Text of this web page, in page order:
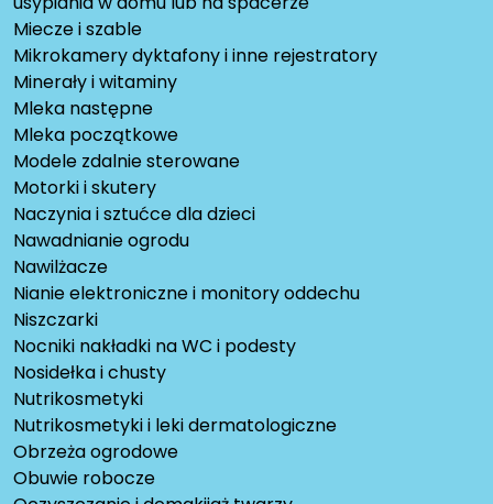
Miecze i szable
Mikrokamery dyktafony i inne rejestratory
Minerały i witaminy
Mleka następne
Mleka początkowe
Modele zdalnie sterowane
Motorki i skutery
Naczynia i sztućce dla dzieci
Nawadnianie ogrodu
Nawilżacze
Nianie elektroniczne i monitory oddechu
Niszczarki
Nocniki nakładki na WC i podesty
Nosidełka i chusty
Nutrikosmetyki
Nutrikosmetyki i leki dermatologiczne
Obrzeża ogrodowe
Obuwie robocze